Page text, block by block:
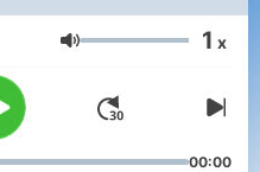
Volume 1 x
00:00